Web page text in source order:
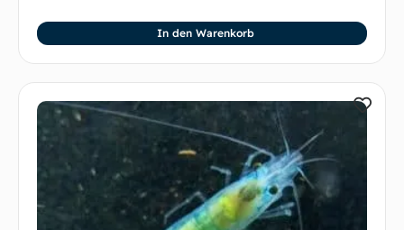
In den Warenkorb